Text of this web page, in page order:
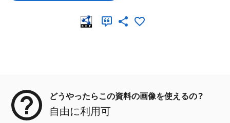
どうやったらこの資料の画像を使えるの？
自由に利用可